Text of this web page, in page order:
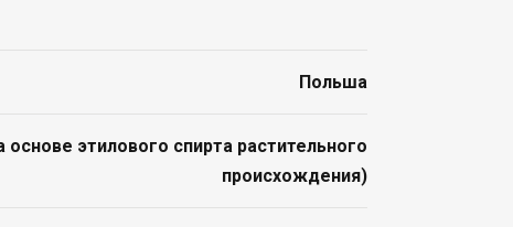
Польша
основе этилового спирта растительного
происхождения)